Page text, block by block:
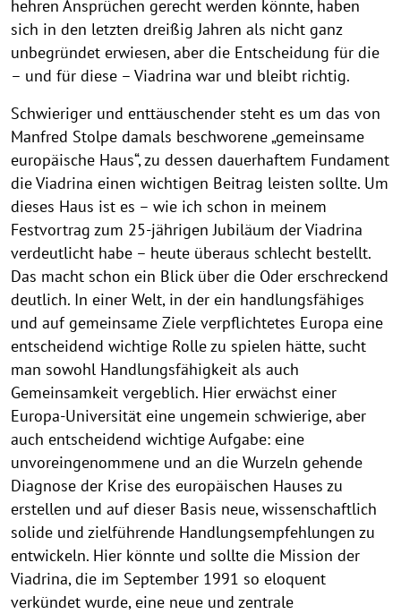
hehren Ansprüchen gerecht werden könnte, haben
sich in den letzten dreißig Jahren als nicht ganz
unbegründet erwiesen, aber die Entscheidung für die
– und für diese – Viadrina war und bleibt richtig.
Schwieriger und enttäuschender steht es um das von
Manfred Stolpe damals beschworene „gemeinsame
europäische Haus“, zu dessen dauerhaftem Fundament
die Viadrina einen wichtigen Beitrag leisten sollte. Um
dieses Haus ist es – wie ich schon in meinem
Festvortrag zum 25-jährigen Jubiläum der Viadrina
verdeutlicht habe – heute überaus schlecht bestellt.
Das macht schon ein Blick über die Oder erschreckend
deutlich. In einer Welt, in der ein handlungsfähiges
und auf gemeinsame Ziele verpflichtetes Europa eine
entscheidend wichtige Rolle zu spielen hätte, sucht
man sowohl Handlungsfähigkeit als auch
Gemeinsamkeit vergeblich. Hier erwächst einer
Europa-Universität eine ungemein schwierige, aber
auch entscheidend wichtige Aufgabe: eine
unvoreingenommene und an die Wurzeln gehende
Diagnose der Krise des europäischen Hauses zu
erstellen und auf dieser Basis neue, wissenschaftlich
solide und zielführende Handlungsempfehlungen zu
entwickeln. Hier könnte und sollte die Mission der
Viadrina, die im September 1991 so eloquent
verkündet wurde, eine neue und zentrale